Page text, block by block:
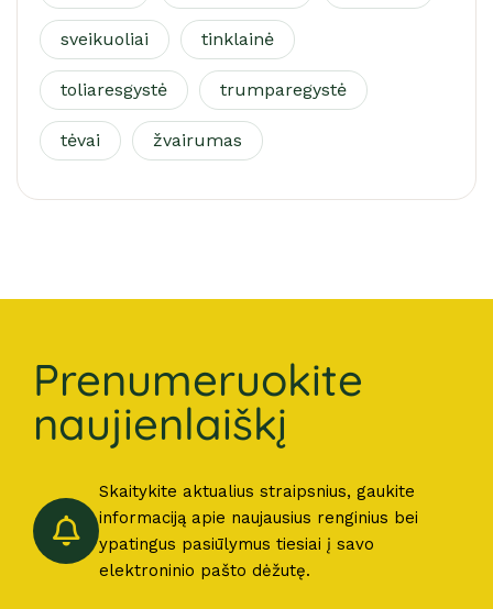
sveikuoliai tinklainė
toliaresgystė trumparegystė
tėvai žvairumas
Prenumeruokite
naujienlaiškį
Skaitykite aktualius straipsnius, gaukite
informaciją apie naujausius renginius bei
ypatingus pasiūlymus tiesiai į savo
elektroninio pašto dėžutę.